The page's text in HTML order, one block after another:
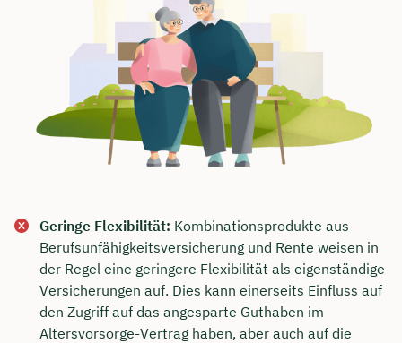
Geringe Flexibilität: Kombinationsprodukte aus
Berufsunfähigkeitsversicherung und Rente weisen in
der Regel eine geringere Flexibilität als eigenständige
Versicherungen auf. Dies kann einerseits Einfluss auf
den Zugriff auf das angesparte Guthaben im
Altersvorsorge-Vertrag haben, aber auch auf die